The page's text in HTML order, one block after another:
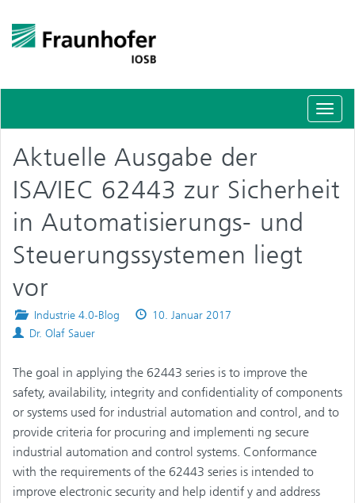
Aktuelle Ausgabe der
ISA/IEC 62443 zur Sicherheit
in Automatisierungs- und
Steuerungssystemen liegt
vor
Posted
in
Industrie 4.0-Blog
Published
10. Januar 2017
Authors
Dr. Olaf Sauer
The goal in applying the 62443 series is to improve the
safety, availability, integrity and confidentiality of components
or systems used for industrial automation and control, and to
provide criteria for procuring and implementi ng secure
industrial automation and control systems. Conformance
with the requirements of the 62443 series is intended to
improve electronic security and help identif y and address